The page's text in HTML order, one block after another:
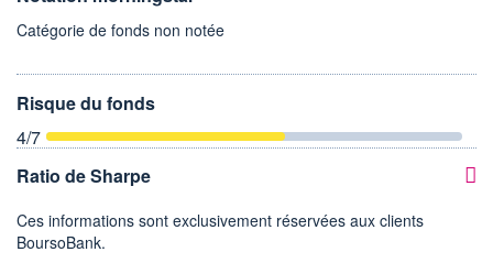
Catégorie de fonds non notée
Risque du fonds
4/7
Ratio de Sharpe
Ces informations sont exclusivement réservées aux clients
BoursoBank.